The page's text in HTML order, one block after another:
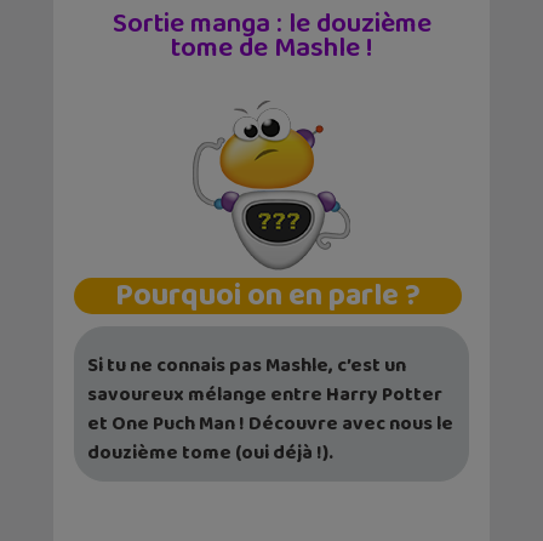
Sortie manga : le douzième
tome de Mashle !
Pourquoi on en parle ?
Si tu ne connais pas Mashle, c’est un
savoureux mélange entre Harry Potter
et One Puch Man ! Découvre avec nous le
douzième tome (oui déjà !).